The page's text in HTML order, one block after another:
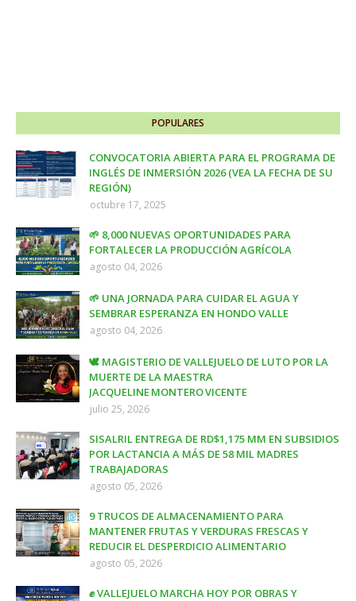
POPULARES
CONVOCATORIA ABIERTA PARA EL PROGRAMA DE
INGLÉS DE INMERSIÓN 2026 (VEA LA FECHA DE SU
REGIÓN)
octubre 17, 2025
🌱 8,000 NUEVAS OPORTUNIDADES PARA
FORTALECER LA PRODUCCIÓN AGRÍCOLA
agosto 04, 2026
🌱 UNA JORNADA PARA CUIDAR EL AGUA Y
SEMBRAR ESPERANZA EN HONDO VALLE
agosto 04, 2026
🕊️ MAGISTERIO DE VALLEJUELO DE LUTO POR LA
MUERTE DE LA MAESTRA
JACQUELINE MONTERO VICENTE
julio 25, 2026
SISALRIL ENTREGA DE RD$1,175 MM EN SUBSIDIOS
POR LACTANCIA A MÁS DE 58 MIL MADRES
TRABAJADORAS
agosto 05, 2026
9 TRUCOS DE ALMACENAMIENTO PARA
MANTENER FRUTAS Y VERDURAS FRESCAS Y
REDUCIR EL DESPERDICIO ALIMENTARIO
agosto 05, 2026
✊ VALLEJUELO MARCHA HOY POR OBRAS Y